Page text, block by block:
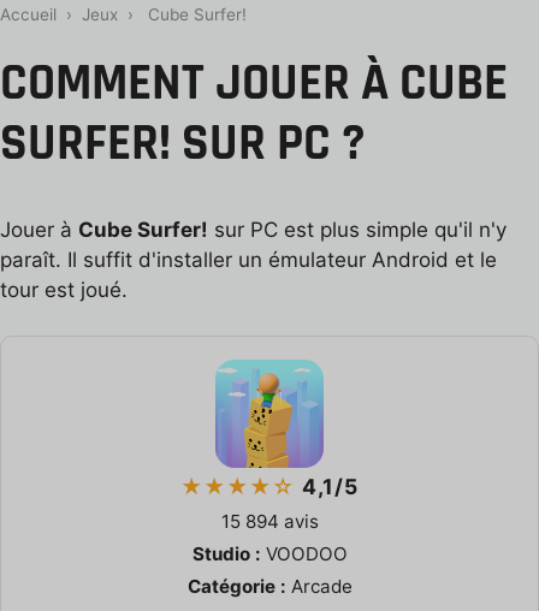
Accueil › Jeux › Cube Surfer!
COMMENT JOUER À CUBE
SURFER! SUR PC ?
Jouer à Cube Surfer! sur PC est plus simple qu'il n'y
paraît. Il suffit d'installer un émulateur Android et le
tour est joué.
★★★★☆ 4,1/5
15 894 avis
Studio : VOODOO
Catégorie : Arcade